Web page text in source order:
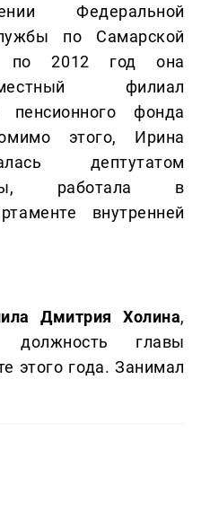
Федеральной
по Самарской
по 2012 год она
филиал
пенсионного фонда
этого, Ирина
дептутатом
работала в
внутренней
Дмитрия Холина,
должность главы
этого года. Занимал